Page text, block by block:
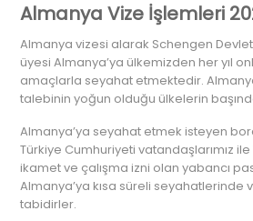
Almanya Vize İşlemleri
Almanya vizesi alarak Schengen
üyesi Almanya’ya ülkemizden her yıl
amaçlarla seyahat etmektedir.
talebinin yoğun olduğu ülkelerin
Almanya’ya seyahat etmek isteyen
Türkiye Cumhuriyeti vatandaşlarımız
ikamet ve çalışma izni olan yabancı
Almanya’ya kısa süreli seyahatlerinde
tabidirler.